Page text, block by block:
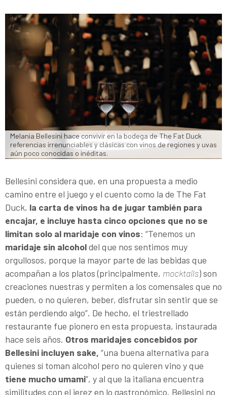
Melania Bellesini hace convivir en la bodega de The Fat Duck
referencias irrenunciables y clásicas con vinos de regiones y uvas
aún poco conocidas o inéditas.
Bellesini considera que, en una propuesta a medio
camino entre el juego y el cuento como la de The Fat
Duck, la carta de vinos ha de jugar también para
encajar, e incluye hasta cinco opciones que no se
limitan solo al maridaje con vinos: “Tenemos un
maridaje sin alcoholdel que nos sentimos muy
orgullosos, porque la mayor parte de las bebidas que
acompañan a los platos (principalmente, mocktails) son
creaciones nuestras y permiten a los comensales que no
pueden, o no quieren, beber, disfrutar sin sentir que se
están perdiendo algo”. De hecho, el triestrellado
restaurante fue pionero en esta propuesta, instaurada
hace seis años. Otros maridajes concebidos por
Bellesini incluyen sake, “una buena alternativa para
quienes sí toman alcohol pero no quieren vino y que
tiene mucho umami”, y al que la italiana encuentra
similitudes con el jerez en lo gastronómico. Bellesini no